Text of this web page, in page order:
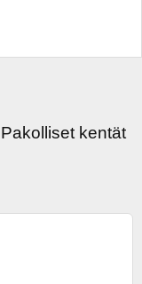
Pakolliset kentät